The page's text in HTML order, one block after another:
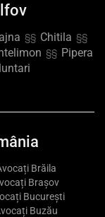
§§ Chitila §§
§§ Pipera
Brăila
Brașov
București
Buzău